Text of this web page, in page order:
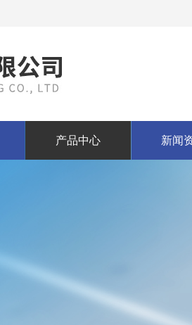
产品中心 新闻